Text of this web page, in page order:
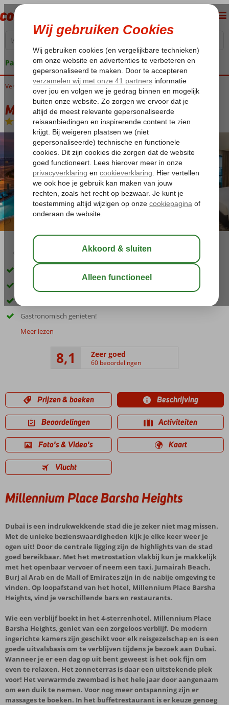
Pakketgarantie
Home Verenigde Arabische Emiraten Dubai Dubai Stad Millennium Place Barsha Heights
Millennium Place Barsha Heights
Logies en ontbijt -Hotel
00:40
Zeer centraal gelegen bij alle hoogtepunten van de stad
Adembenemend panoramisch uitzicht
Gastronomisch genieten!
Meer lezen
8,1 Zeer goed
60 beoordelingen
Prijzen & boeken Beschrijving
Beoordelingen Activiteiten
Foto's & Video's Kaart
Vlucht
Millennium Place Barsha Heights
Dubai is een indrukwekkende stad die je zeker niet mag missen.
Met de unieke bezienswaardigheden kijk je elke keer weer je
ogen uit! Door de centrale ligging zijn de highlights van de stad
goed bereikbaar. Met het metrostation vlakbij kun je makkelijk
met het openbaar vervoer of neem een taxi. Jumairah Beach,
Burj al Arab en de Mall of Emirates zijn in de nabije omgeving te
vinden. Op loopafstand van het hotel, Millennium Place Barsha
Heights, vind je verschillende bars en restaurants.
Wie een verblijf boekt in het 4-sterrenhotel, Millennium Place
Barsha Heights, geniet van een zorgeloos verblijf. De modern
ingerichte kamers zijn geschikt voor elk reisgezelschap en is een
goede uitvalsbasis om te verblijven tijdens je bezoek aan Dubai.
Wanneer je er een dag op uit bent geweest is het ook fijn om
even te relaxen. Het zonneterras is daar een uitstekende plek
voor! Het verwarmde zwembad is het hele jaar door aangenaam
om een duik te nemen. Voor nog meer ontspanning zijn er
massages te boeken. In het buffetrestaurant is er keuze genoeg